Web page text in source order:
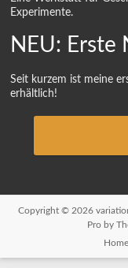
Experimente.
NEU: Erste
Seit kurzem ist meine
erhältlich!
Copyright © 2026
Pro by
Home